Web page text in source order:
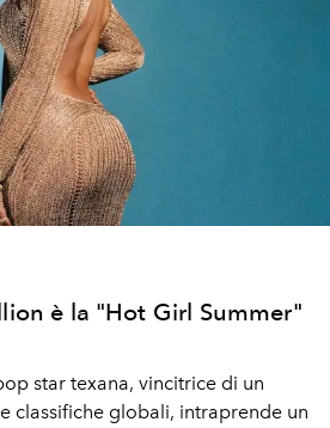
è la "Hot Girl Summer"
star texana, vincitrice di un
classifiche globali, intraprende un